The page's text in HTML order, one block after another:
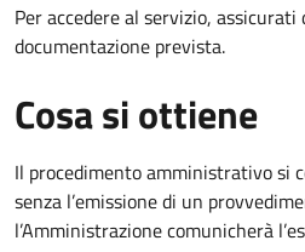
Per accedere al servizio,
documentazione prevista.
Cosa si ottiene
Il procedimento amministrativo si
senza l’emissione di un
l’Amministrazione comunicherà